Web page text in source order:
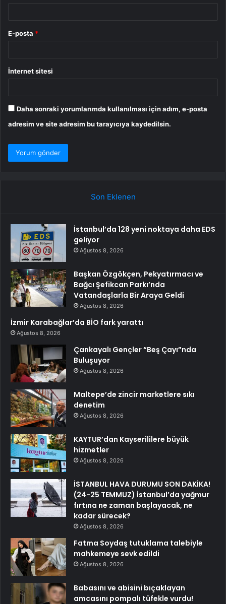
E-posta *
İnternet sitesi
Daha sonraki yorumlarımda kullanılması için adım, e-posta
adresim ve site adresim bu tarayıcıya kaydedilsin.
Son Eklenen
İstanbul’da 128 yeni noktaya daha EDS
geliyor
Ağustos 8, 2026
Başkan Özgökçen, Pekyatırmacı ve
Bağcı Şefikcan Parkı’nda
Vatandaşlarla Bir Araya Geldi
Ağustos 8, 2026
İzmir Karabağlar’da BİO fark yarattı
Ağustos 8, 2026
Çankayalı Gençler “Beş Çayı”nda
Buluşuyor
Ağustos 8, 2026
Maltepe’de zincir marketlere sıkı
denetim
Ağustos 8, 2026
KAYTUR’dan Kayserililere büyük
hizmetler
Ağustos 8, 2026
İSTANBUL HAVA DURUMU SON DAKİKA!
(24-25 TEMMUZ) İstanbul’da yağmur
fırtına ne zaman başlayacak, ne
kadar sürecek?
Ağustos 8, 2026
Fatma Soydaş tutuklama talebiyle
mahkemeye sevk edildi
Ağustos 8, 2026
Babasını ve abisini bıçaklayan
amcasını pompalı tüfekle vurdu!